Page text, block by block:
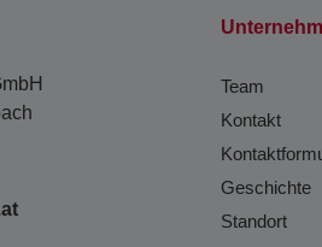
Team
Kontakt
Geschichte
Standort